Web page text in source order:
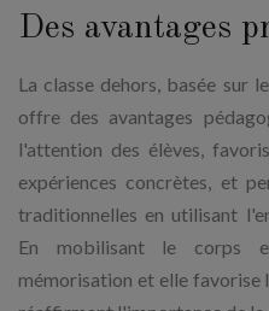
Des avantages
La classe dehors, basée sur
offre des avantages
l'attention des élèves,
expériences concrètes, et
traditionnelles en utilisant
En mobilisant le corps
mémorisation et elle favorise